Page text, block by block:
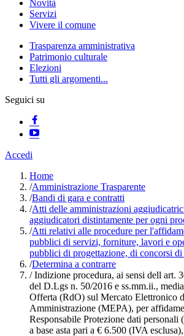
Novità
Servizi
Vivere il comune
Trasparenza amministrativa
Patrimonio culturale
Elezioni
Tutti gli argomenti...
Seguici su
Accedi
Home
/Amministrazione Trasparente
/Bandi di gara e contratti
/Atti delle amministrazioni
aggiudicatori distintamente per ogni
/Atti relativi alle procedure per
pubblici di servizi, forniture, lavori e
pubblici di progettazione, di concorsi di
/Determina a contrarre
/Indizione procedura, ai sensi dell art.
del D.Lgs n. 50/2016 e ss.mm.ii.,
Offerta (RdO) sul Mercato Elettronico
Amministrazione (MEPA), per
Responsabile Protezione dati
a base asta pari a € 6.500 (IVA